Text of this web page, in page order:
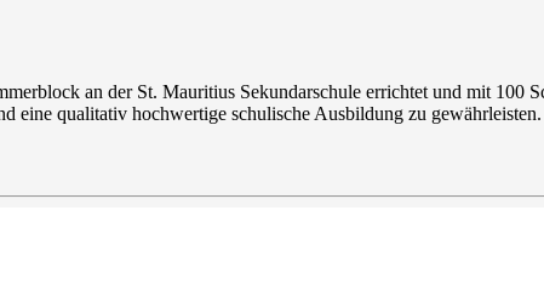
an der St. Mauritius Sekundarschule errichtet und mit 100
eine qualitativ hochwertige schulische Ausbildung zu gewährleisten.